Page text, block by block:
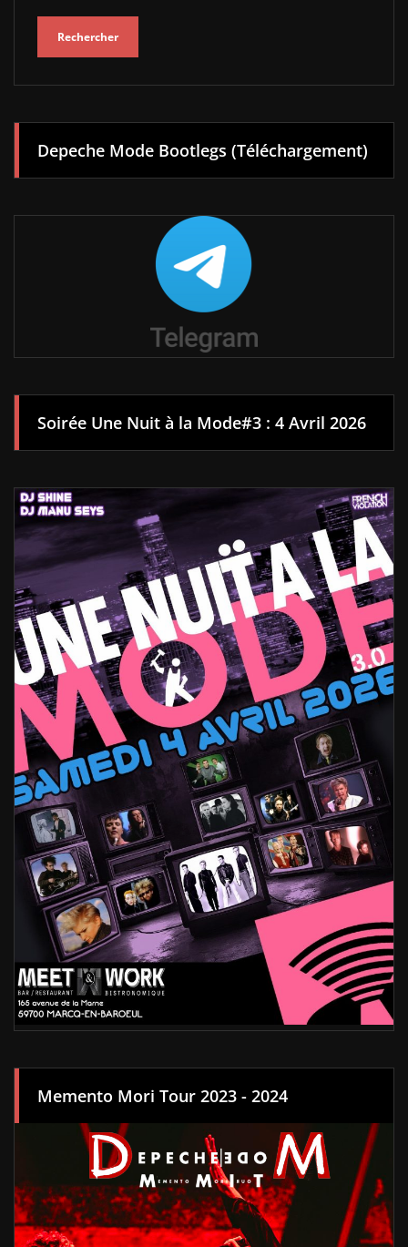
Rechercher
Depeche Mode Bootlegs (Téléchargement)
Soirée Une Nuit à la Mode#3 : 4 Avril 2026
Memento Mori Tour 2023 - 2024